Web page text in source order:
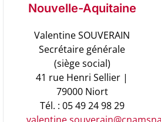
Nouvelle-Aquitaine
Valentine SOUVERAIN
Secrétaire générale
(siège social)
41 rue Henri Sellier |
79000 Niort
Tél. : 05 49 24 98 29